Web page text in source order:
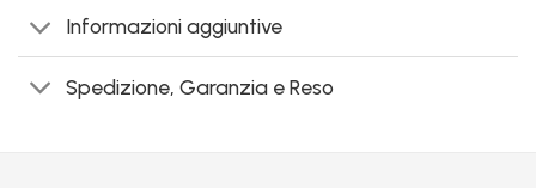
Informazioni aggiuntive
Spedizione, Garanzia e Reso